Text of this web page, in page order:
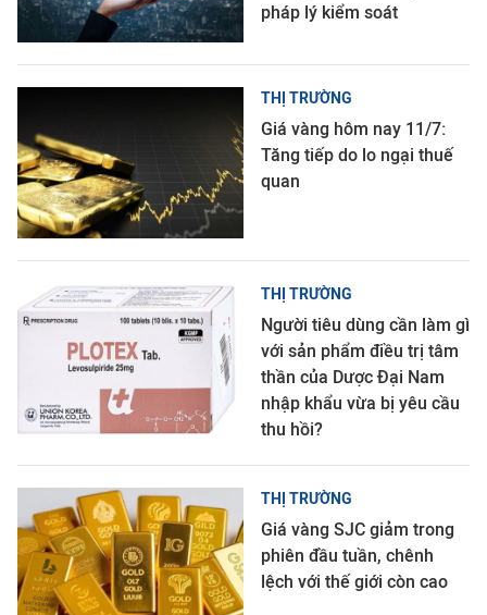
pháp lý kiểm soát
THỊ TRƯỜNG
Giá vàng hôm nay 11/7:
Tăng tiếp do lo ngại thuế
quan
THỊ TRƯỜNG
Người tiêu dùng cần làm gì
với sản phẩm điều trị tâm
thần của Dược Đại Nam
nhập khẩu vừa bị yêu cầu
thu hồi?
THỊ TRƯỜNG
Giá vàng SJC giảm trong
phiên đầu tuần, chênh
lệch với thế giới còn cao